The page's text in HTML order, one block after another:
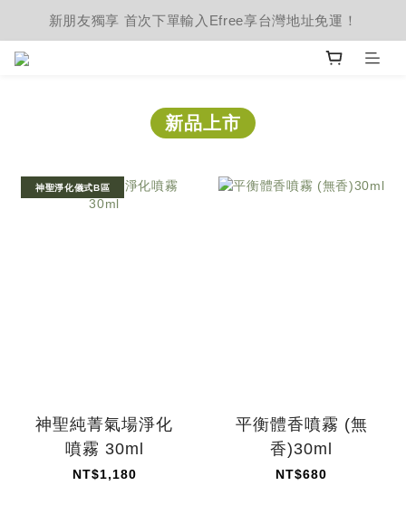
新朋友獨享 首次下單輸入Efree享台灣地址免運！
新品上市
神聖淨化儀式B區
神聖純菁氣場淨化
噴霧 30ml
NT$1,180
平衡體香噴霧 (無
香)30ml
NT$680